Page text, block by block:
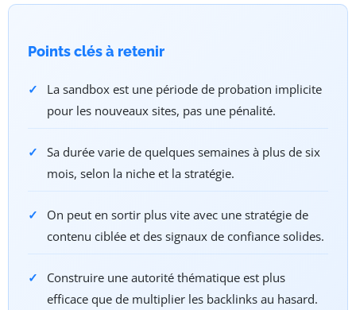
Points clés à retenir
La sandbox est une période de probation implicite
pour les nouveaux sites, pas une pénalité.
Sa durée varie de quelques semaines à plus de six
mois, selon la niche et la stratégie.
On peut en sortir plus vite avec une stratégie de
contenu ciblée et des signaux de confiance solides.
Construire une autorité thématique est plus
efficace que de multiplier les backlinks au hasard.